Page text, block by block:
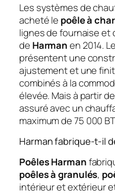
Les systèmes de
acheté le poêle à
lignes de fournaise et
de Harmanen 2014.
présentent une
ajustement et une
combinés à la
élevée. Mais à partir
assuré avec un
maximum de 75 000
Harman fabrique-t-il
Poêles Harman
poêles à granulés,
intérieur et extérieur